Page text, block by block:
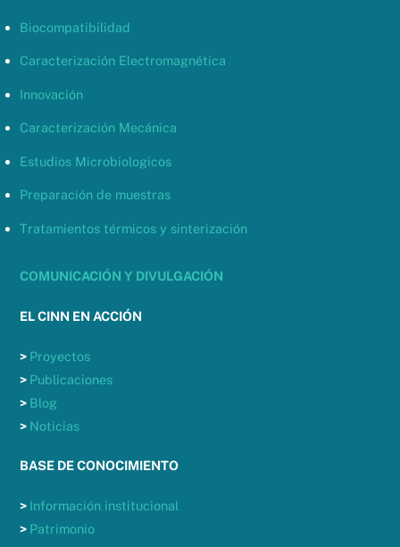
Biocompatibilidad
Caracterización Electromagnética
Innovación
Caracterización Mecánica
Estudios Microbiologicos
Preparación de muestras
Tratamientos térmicos y sinterización
COMUNICACIÓN Y DIVULGACIÓN
EL CINN EN ACCIÓN
> Proyectos
> Publicaciones
> Blog
> Noticias
BASE DE CONOCIMIENTO
> Información institucional
> Patrimonio